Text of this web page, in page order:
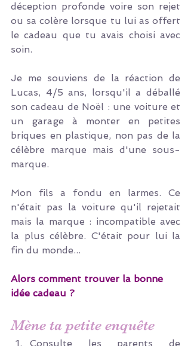
déception profonde voire son rejet
ou sa colère lorsque tu lui as offert
le cadeau que tu avais choisi avec
soin.
Je me souviens de la réaction de
Lucas, 4/5 ans, lorsqu'il a déballé
son cadeau de Noël : une voiture et
un garage à monter en petites
briques en plastique, non pas de la
célèbre marque mais d'une sous-
marque.
Mon fils a fondu en larmes. Ce
n'était pas la voiture qu'il rejetait
mais la marque : incompatible avec
la plus célèbre. C'était pour lui la
fin du monde...
Alors comment trouver la bonne
idée cadeau ?
Mène ta petite enquête
Consulte les parents de